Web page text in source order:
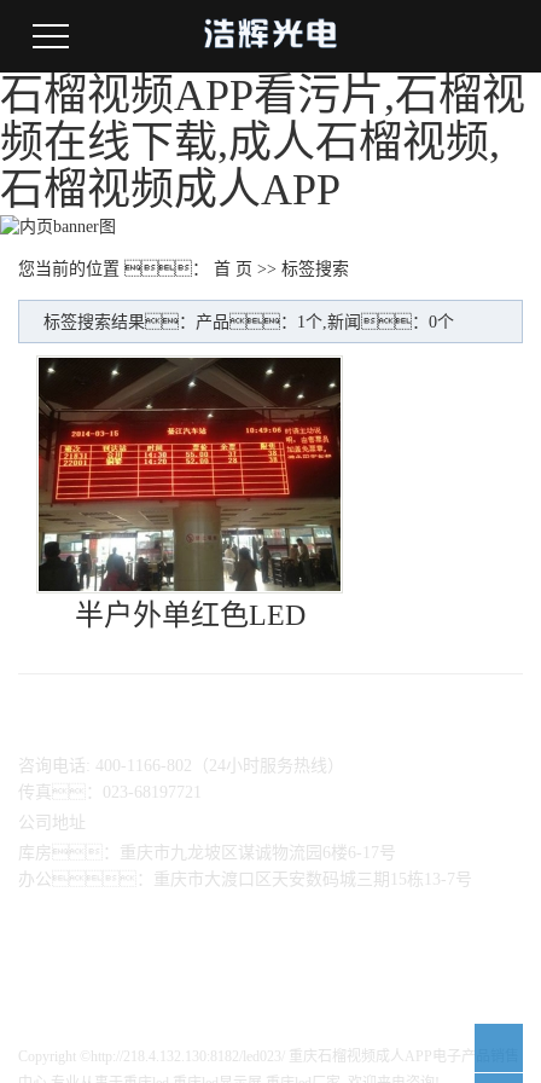
石榴视频APP看污片,石榴视
频在线下载,成人石榴视频,
石榴视频成人APP
您当前的位置 ： 首 页 >> 标签搜索
标签搜索结果：产品：1个,新闻：0个
半户外单红色LED
咨询电话: 400-1166-802（24小时服务热线）
传真：023-68197721
公司地址
库房：重庆市九龙坡区谋诚物流园6楼6-17号
办公：重庆市大渡口区天安数码城三期15栋13-7号
Copyright ©http://218.4.132.130:8182/led023/ 重庆石榴视频成人APP电子产品销售